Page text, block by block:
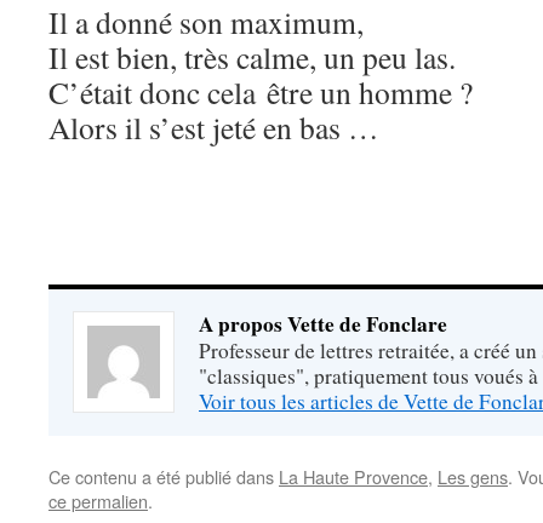
Il a donné son maximum,
Il est bien, très calme, un peu las.
C’était donc cela être un homme ?
Alors il s’est jeté en bas …
A propos Vette de Fonclare
Professeur de lettres retraitée, a créé
"classiques", pratiquement tous voués
Voir tous les articles de Vette de
Ce contenu a été publié dans La Haute Provence, Les gens.
ce permalien.